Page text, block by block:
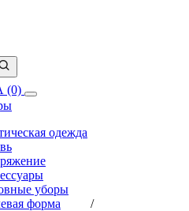
(0)
одежда
уборы
форма
/